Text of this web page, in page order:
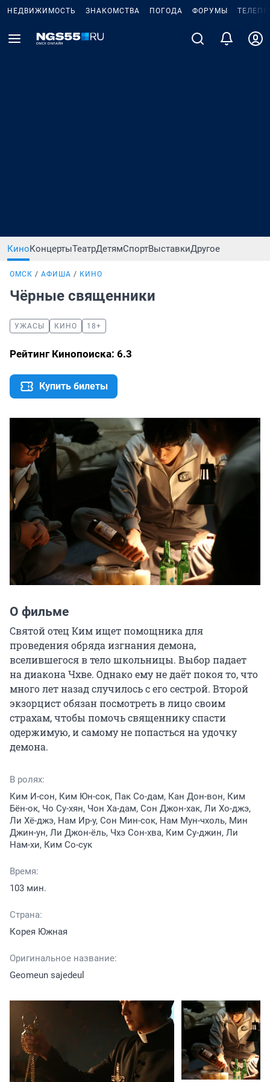
НЕДВИЖИМОСТЬ ЗНАКОМСТВА ПОГОДА ФОРУМЫ
КиноКонцертыТеатрДетямСпортВыставкиДругое
ОМСК АФИША КИНО
Чёрные священники
УЖАСЫ КИНО 18+
Рейтинг Кинопоиска: 6.3
Купить билеты
О фильме
Святой отец Ким ищет помощника для
проведения обряда изгнания демона,
вселившегося в тело школьницы. Выбор падает
на диакона Чхве. Однако ему не даёт покоя то, что
много лет назад случилось с его сестрой. Второй
экзорцист обязан посмотреть в лицо своим
страхам, чтобы помочь священнику спасти
одержимую, и самому не попасться на удочку
демона.
В ролях:
Ким И-сон, Ким Юн-сок, Пак Со-дам, Кан Дон-вон, Ким
Бён-ок, Чо Су-хян, Чон Ха-дам, Сон Джон-хак, Ли Хо-джэ,
Ли Хё-джэ, Нам Ир-у, Сон Мин-сок, Нам Мун-чхоль, Мин
Джин-ун, Ли Джон-ёль, Чхэ Сон-хва, Ким Су-джин, Ли
Нам-хи, Ким Со-сук
Время:
103 мин.
Страна:
Корея Южная
Оригинальное название:
Geomeun sajedeul